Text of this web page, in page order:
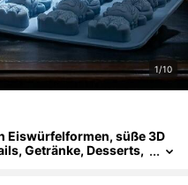
1/10
Eiswürfelformen, süße 3D
Getränke, Desserts,